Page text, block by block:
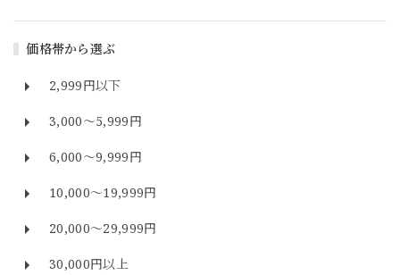
価格帯から選ぶ
2,999円以下
3,000～5,999円
6,000～9,999円
10,000～19,999円
20,000～29,999円
30,000円以上